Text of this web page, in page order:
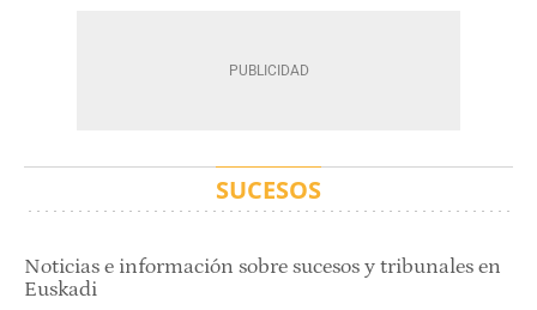
SUCESOS
Noticias e información sobre sucesos y tribunales en
Euskadi